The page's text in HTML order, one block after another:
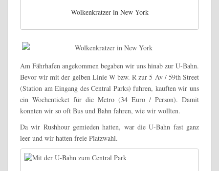
Wolkenkratzer in New York
Am Fährhafen angekommen begaben wir uns hinab zur U-Bahn.
Bevor wir mit der gelben Linie W bzw. R zur 5 Av / 59th Street
(Station am Eingang des Central Parks) fuhren, kauften wir uns
ein Wochenticket für die Metro (34 Euro / Person). Damit
konnten wir so oft Bus und Bahn fahren, wie wir wollten.
Da wir Rushhour gemieden hatten, war die U-Bahn fast ganz
leer und wir hatten freie Platzwahl.